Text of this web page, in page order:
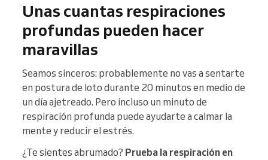
Unas cuantas respiraciones
profundas pueden hacer
maravillas
Seamos sinceros: probablemente no vas a sentarte
en postura de loto durante 20 minutos en medio de
un día ajetreado. Pero incluso un minuto de
respiración profunda puede ayudarte a calmar la
mente y reducir el estrés.
¿Te sientes abrumado? Prueba la respiración en